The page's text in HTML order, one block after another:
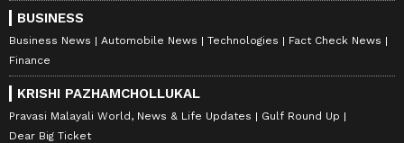
BUSINESS
Business News Automobile News Technologies
Fact Check News
Finance
KRISHI PAZHAMCHOLLUKAL
Pravasi Malayali World, News & Life Updates
Gulf Round Up
Dear Big Ticket